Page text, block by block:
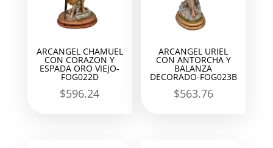
ARCANGEL CHAMUEL
CON CORAZON Y
ESPADA ORO VIEJO-
FOG022D
$596.24
ARCANGEL URIEL
CON ANTORCHA Y
BALANZA
DECORADO-FOG023B
$563.76